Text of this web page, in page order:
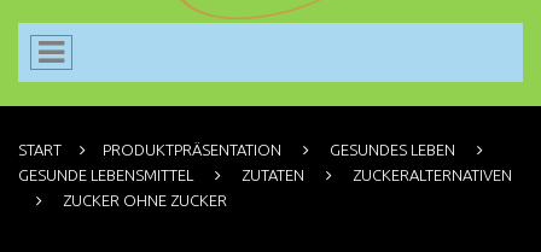
START PRODUKTPRÄSENTATION
GESUNDES LEBEN
GESUNDE LEBENSMITTEL
ZUTATEN
ZUCKERALTERNATIVEN
ZUCKER OHNE ZUCKER